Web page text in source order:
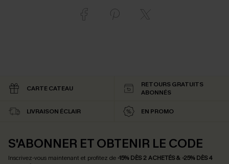
CARTE CATEAU
RETOURS GRATUITS
ABONNÉS
LIVRAISON ÉCLAIR EN PROMO
S'ABONNER ET OBTENIR LE CODE
Inscrivez-vous maintenant et profitez de -15% DÈS 2 ACHETÉS & -25% DÈS 4